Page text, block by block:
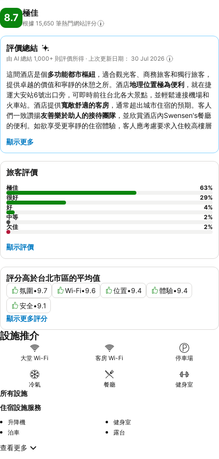
8.7 極佳
根據 15,650 筆熱門網站評分
評價總結
由 AI 總結 1,000+ 則評價所得 · 上次更新日期： 30 Jul 2026
這間酒店是個多功能都市樞紐 ，適合觀光客、商務旅客和獨行旅客，
提供卓越的價值和寧靜的休憩之所。酒店地理位置極為便利 ，就在捷
運大安站6號出口旁，可即時前往台北各大景點，並輕鬆連接機場和
火車站。酒店提供寬敞舒適的客房 ，通常超出城市住宿的預期。客人
們一致讚揚友善樂於助人的接待團隊，並欣賞酒店內Swensen's餐廳
的便利。如欲享受更寧靜的住宿體驗，客人應考慮要求入住較高樓層
顯示更多
評分高於台北市區的平均值
氛圍•9.7 Wi-Fi•9.6 位置•9.4 體驗•9.4
安全•9.1
顯示更多評分
旅客評價
極佳 63%
很好
29%
好
4%
中等
2%
欠佳
2%
顯示評價
設施推介
大堂 Wi-Fi 客房 Wi-Fi 停車場
冷氣 餐廳 健身室
所有設施
住宿設施服務
升降機
健身室
泊車
露台
查看更多